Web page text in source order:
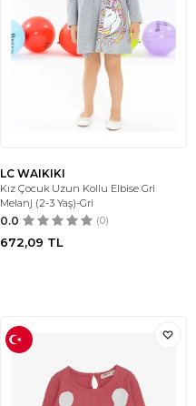
LC WAIKIKI
Kız Çocuk Uzun Kollu Elbise Gri
Melanj (2-3 Yaş)-Gri
0.0 (0)
672,09 TL